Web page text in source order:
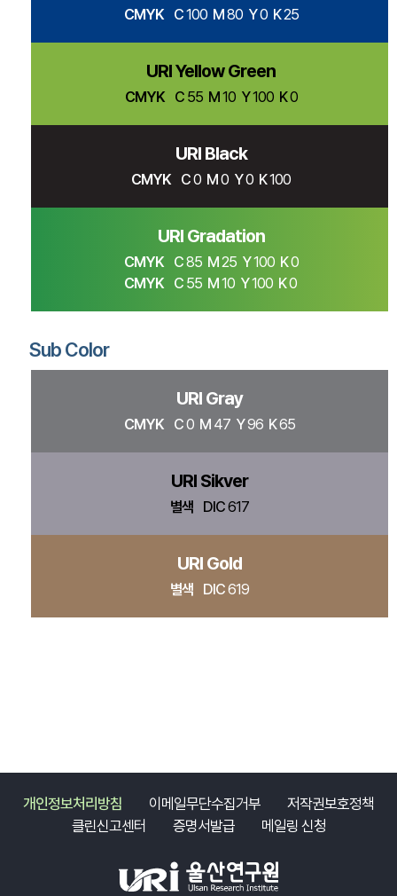
CMYK C100 M80 Y0 K25
URI Yellow Green
CMYK C55 M10 Y100 K0
URI Black
CMYK C0 M0 Y0 K100
URI Gradation
CMYK C85 M25 Y100 K0
CMYK
C55 M10 Y100 K0
Sub Color
URI Gray
CMYK C0 M 47 Y96 K65
URI Sikver
별색 DIC617
URI Gold
별색 DIC619
개인정보처리방침 이메일무단수집거부
저작권보호정책
클린신고센터
증명서발급 메일링 신청